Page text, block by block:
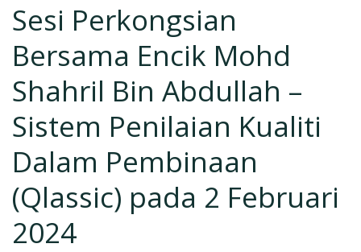
Sesi Perkongsian
Bersama Encik Mohd
Shahril Bin Abdullah –
Sistem Penilaian Kualiti
Dalam Pembinaan
(Qlassic) pada 2 Februari
2024